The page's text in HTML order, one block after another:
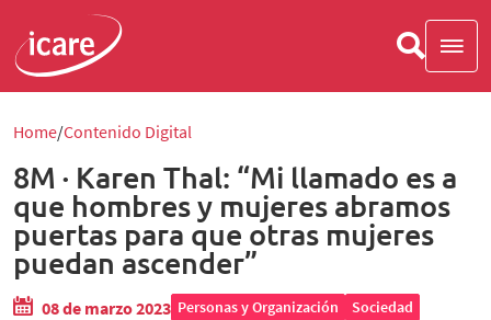
Home Contenido Digital
8M · Karen Thal: “Mi llamado es a
que hombres y mujeres abramos
puertas para que otras mujeres
puedan ascender”
08 de marzo 2023 Personas y Organización Sociedad